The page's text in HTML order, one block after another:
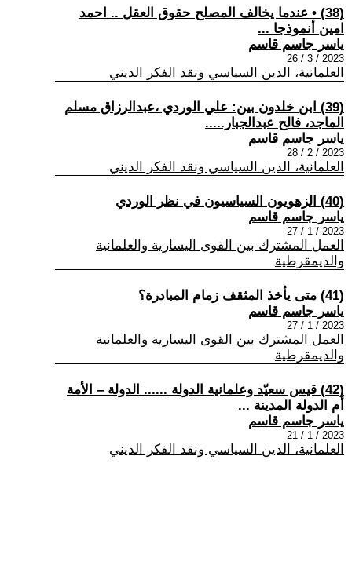
(38) • عندما يخالف المصلح حقوق العقل .. احمد
امين أنموذجا ...
ياسر جاسم قاسم
2023 / 3 / 26
العلمانية، الدين السياسي ونقد الفكر الديني
(39) ابن خلدون بين: علي الوردي ،عبدالرزاق مسلم
الماجد، فالح عبدالجبار.....
ياسر جاسم قاسم
2023 / 2 / 28
العلمانية، الدين السياسي ونقد الفكر الديني
(40) الزهويون السياسيون في نظر الوردي
ياسر جاسم قاسم
2023 / 1 / 27
العمل المشترك بين القوى اليسارية والعلمانية
والديمقرطية
(41) متى يأخذ المثقف زمام المبادرة؟
ياسر جاسم قاسم
2023 / 1 / 27
العمل المشترك بين القوى اليسارية والعلمانية
والديمقرطية
(42) قيس سعيّد وعلمانية الدولة ...... الدولة – الأمة
أم الدولة المدينة ...
ياسر جاسم قاسم
2023 / 1 / 21
العلمانية، الدين السياسي ونقد الفكر الديني